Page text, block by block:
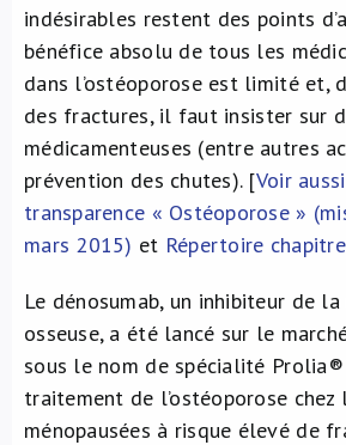
indésirables restent des points
bénéfice absolu de tous les
dans l’ostéoporose est limité et,
des fractures, il faut insister sur
médicamenteuses (entre autres
prévention des chutes). [Voir
transparence « Ostéoporose »
mars 2015) et Répertoire
Le dénosumab, un inhibiteur de
osseuse, a été lancé sur le
sous le nom de spécialité
traitement de l’ostéoporose chez
ménopausées à risque élevé de